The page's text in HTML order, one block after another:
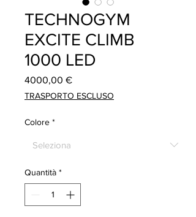
TECHNOGYM
EXCITE CLIMB
1000 LED
4000,00 €Prezzo
TRASPORTO ESCLUSO
Colore *
Quantità *